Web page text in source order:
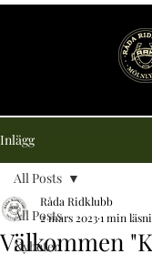
Inlägg
All Posts
Nyheter
All Posts
Välkommen
Råda Ridklubb
2 mars 20231 min